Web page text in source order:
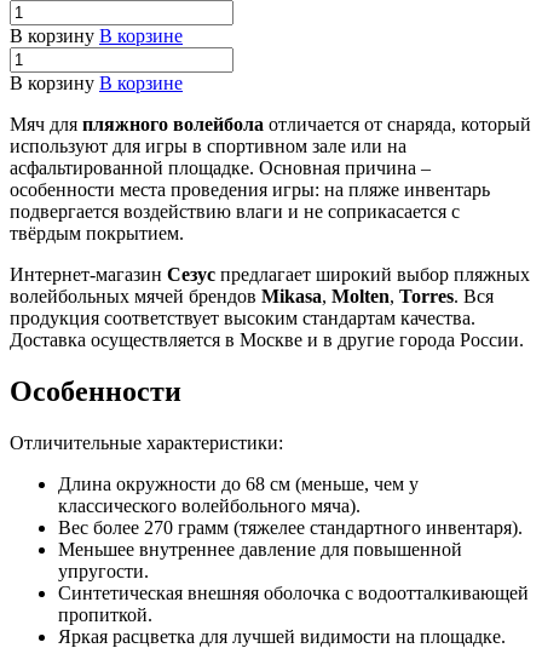
В корзину В корзине
В корзину В корзине
Мяч для пляжного волейбола отличается от снаряда, который
используют для игры в спортивном зале или на
асфальтированной площадке. Основная причина –
особенности места проведения игры: на пляже инвентарь
подвергается воздействию влаги и не соприкасается с
твёрдым покрытием.
Интернет-магазин Сезус предлагает широкий выбор пляжных
волейбольных мячей брендов Mikasa, Molten, Torres. Вся
продукция соответствует высоким стандартам качества.
Доставка осуществляется в Москве и в другие города России.
Особенности
Отличительные характеристики:
Длина окружности до 68 см (меньше, чем у
классического волейбольного мяча).
Вес более 270 грамм (тяжелее стандартного инвентаря).
Меньшее внутреннее давление для повышенной
упругости.
Синтетическая внешняя оболочка с водоотталкивающей
пропиткой.
Яркая расцветка для лучшей видимости на площадке.